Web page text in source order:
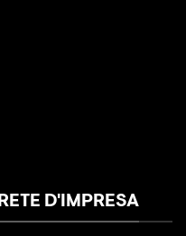
RETE D'IMPRESA